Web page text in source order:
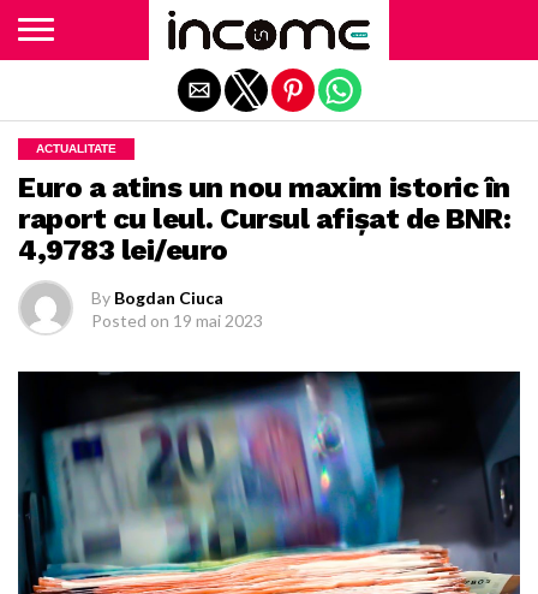
ACTUALITATE
Euro a atins un nou maxim istoric în
raport cu leul. Cursul afişat de BNR:
4,9783 lei/euro
By Bogdan Ciuca
Posted on 19 mai 2023
Exit mobile version